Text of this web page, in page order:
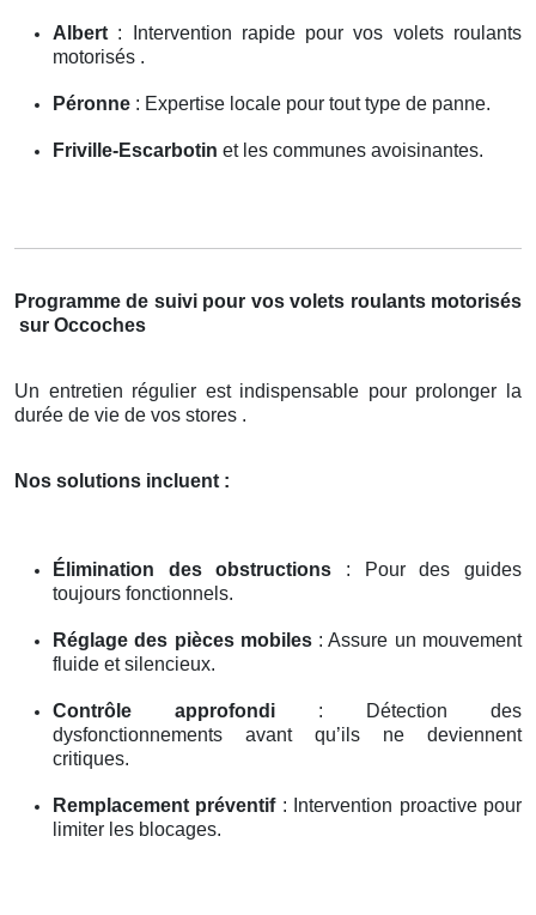
Albert : Intervention rapide pour vos volets roulants
motorisés .
Péronne : Expertise locale pour tout type de panne.
Friville-Escarbotin et les communes avoisinantes.
Programme de suivi pour vos volets roulants motorisés
sur Occoches
Un entretien régulier est indispensable pour prolonger la
durée de vie de vos stores .
Nos solutions incluent :
Élimination des obstructions : Pour des guides
toujours fonctionnels.
Réglage des pièces mobiles: Assure un mouvement
fluide et silencieux.
Contrôle approfondi : Détection des
dysfonctionnements avant qu’ils ne deviennent
critiques.
Remplacement préventif: Intervention proactive pour
limiter les blocages.